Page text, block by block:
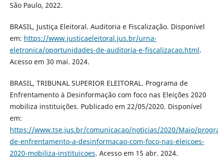
São Paulo, 2022.
BRASIL, Justiça Eleitoral. Auditoria e Fiscalização. Disponível
em: https://www.justicaeleitoral.jus.br/urna-
eletronica/oportunidades-de-auditoria-e-fiscalizacao.html.
Acesso em 30 mai. 2024.
BRASIL, TRIBUNAL SUPERIOR ELEITORAL. Programa de
Enfrentamento à Desinformação com foco nas Eleições 2020
mobiliza instituições. Publicado em 22/05/2020. Disponível
em:
https://www.tse.jus.br/comunicacao/noticias/2020/Maio/
de-enfrentamento-a-desinformacao-com-foco-nas-eleicoes-
2020-mobiliza-instituicoes. Acesso em 15 abr. 2024.